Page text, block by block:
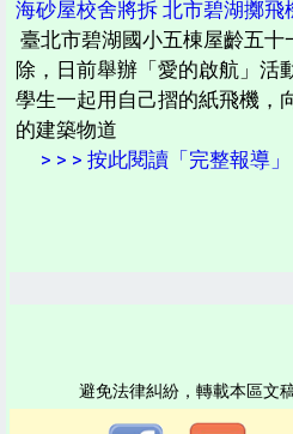
海砂屋校舍將拆 北市碧湖擲飛
臺北市碧湖國小五棟屋齡五
除，日前舉辦「愛的啟航」活
學生一起用自己摺的紙飛機，
的建築物道
> > > 按此閱讀「完整報導」
避免法律糾紛，轉載本區文